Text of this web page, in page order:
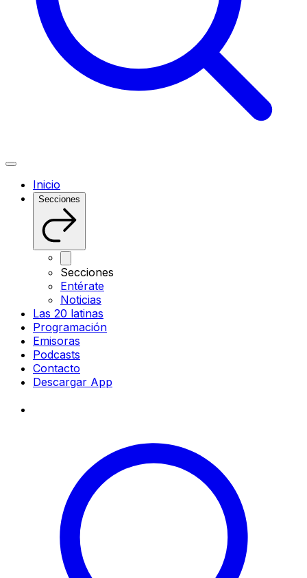
Inicio
Secciones
Secciones
Entérate
Noticias
Las 20 latinas
Programación
Emisoras
Podcasts
Contacto
Descargar App